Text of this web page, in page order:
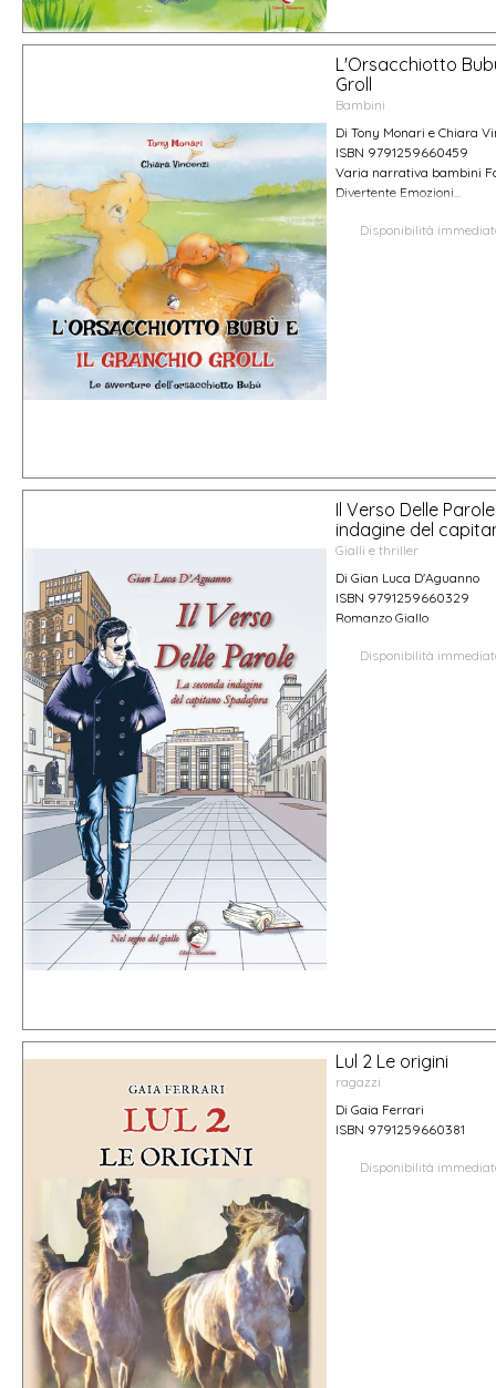
L'Orsacchiotto
Groll
Bambini
Di Tony Monari e Chiara
ISBN 9791259660459
Varia narrativa bambini
Divertente Emozioni...
Disponibilità
Il Verso Delle
indagine del
Gialli e thriller
Di Gian Luca D'Aguanno
ISBN 9791259660329
Romanzo Giallo
Disponibilità
Lul 2 Le origini
ragazzi
Di Gaia Ferrari
ISBN 9791259660381
Disponibilità